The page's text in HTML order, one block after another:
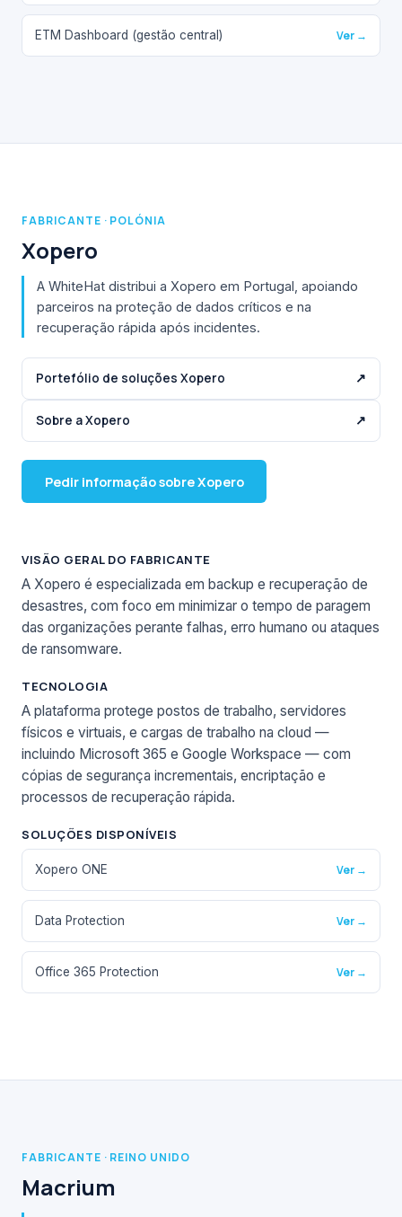
ETM Dashboard (gestão central) Ver →
FABRICANTE · POLÓNIA
Xopero
A WhiteHat distribui a Xopero em Portugal, apoiando
parceiros na proteção de dados críticos e na
recuperação rápida após incidentes.
Portefólio de soluções Xopero ↗
Sobre a Xopero ↗
Pedir informação sobre Xopero
VISÃO GERAL DO FABRICANTE
A Xopero é especializada em backup e recuperação de
desastres, com foco em minimizar o tempo de paragem
das organizações perante falhas, erro humano ou ataques
de ransomware.
TECNOLOGIA
A plataforma protege postos de trabalho, servidores
físicos e virtuais, e cargas de trabalho na cloud —
incluindo Microsoft 365 e Google Workspace — com
cópias de segurança incrementais, encriptação e
processos de recuperação rápida.
SOLUÇÕES DISPONÍVEIS
Xopero ONE Ver →
Data Protection Ver →
Office 365 Protection Ver →
FABRICANTE · REINO UNIDO
Macrium